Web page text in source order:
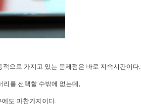
으로 가지고 있는 문제점은 바로 지속시간이다.
를 선택할 수밖에 없는데,
도 마찬가지이다.